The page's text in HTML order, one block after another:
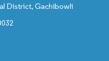
District, Gachibowli